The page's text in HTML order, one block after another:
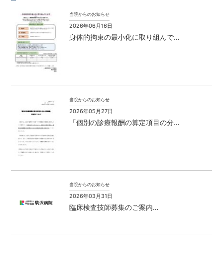
当院からのお知らせ
2026年06月16日
身体的拘束の最小化に取り組んで…
当院からのお知らせ
2026年05月27日
「個別の診療報酬の算定項目の分…
当院からのお知らせ
2026年03月31日
臨床検査技師募集のご案内…